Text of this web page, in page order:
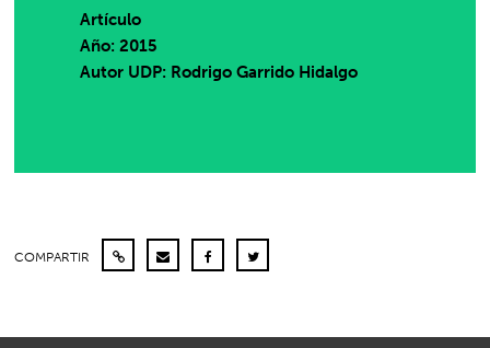
Artículo
Año: 2015
Autor UDP: Rodrigo Garrido Hidalgo
COMPARTIR